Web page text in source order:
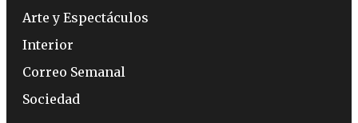
Arte y Espectáculos
Interior
Correo Semanal
Sociedad